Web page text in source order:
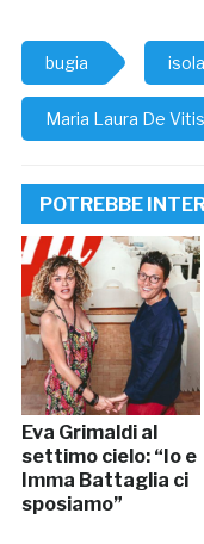
bugia
Maria Laura De Vitis
POTREBBE
Eva Grimaldi al
settimo cielo: “Io e
Imma Battaglia ci
sposiamo”